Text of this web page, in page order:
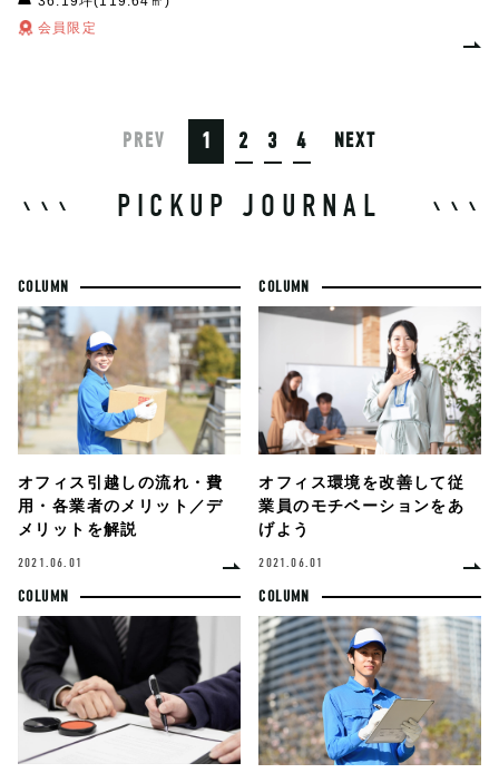
会員限定
PREV 1 2 3 4 NEXT
PICKUP JOURNAL
COLUMN
オフィス引越しの流れ・費
用・各業者のメリット／デ
メリットを解説
2021.06.01
COLUMN
オフィス環境を改善して従
業員のモチベーションをあ
げよう
2021.06.01
COLUMN COLUMN